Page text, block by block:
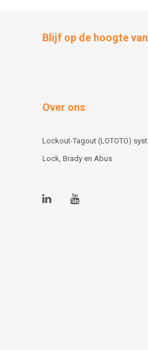
Blijf op de hoogte
Over ons
Lockout-Tagout (LOTOTO)
Lock, Brady en Abus